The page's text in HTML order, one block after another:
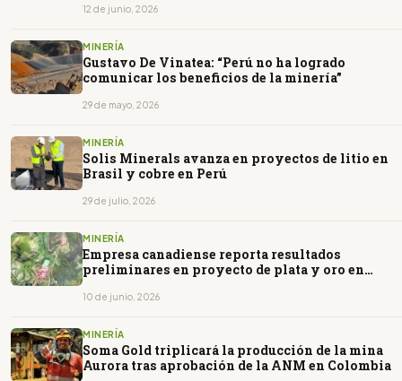
12 de junio, 2026
MINERÍA
Gustavo De Vinatea: “Perú no ha logrado
comunicar los beneficios de la minería”
29 de mayo, 2026
MINERÍA
Solis Minerals avanza en proyectos de litio en
Brasil y cobre en Perú
29 de julio, 2026
MINERÍA
Empresa canadiense reporta resultados
preliminares en proyecto de plata y oro en
10 de junio, 2026
MINERÍA
Soma Gold triplicará la producción de la mina
Aurora tras aprobación de la ANM en Colombia